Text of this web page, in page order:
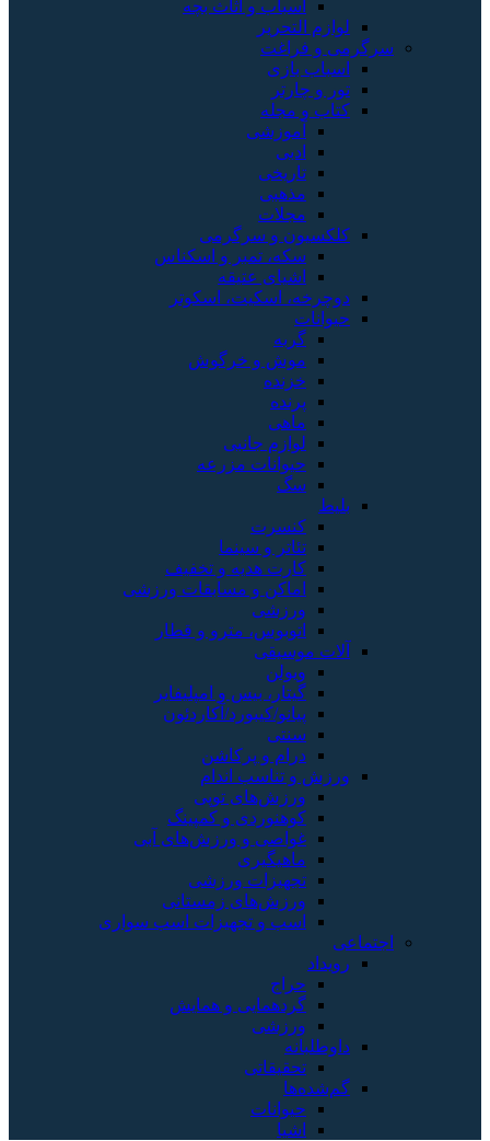
اسباب و اثاث بچه
لوازم التحریر
سرگرمی و فراغت
اسباب‌ بازی
تور و چارتر
کتاب و مجله
آموزشی
ادبی
تاریخی
مذهبی
مجلات
کلکسیون و سرگرمی
سکه، تمبر و اسکناس
اشیای عتیقه
دوچرخه، اسکیت، اسکوتر
حیوانات
گربه
موش و خرگوش
خزنده
پرنده
ماهی
لوازم جانبی
حیوانات مزرعه
سگ
بلیط
کنسرت
تئاتر و سینما
کارت هدیه و تخفیف
اماکن و مسابقات ورزشی
ورزشی
اتوبوس، مترو و قطار
آلات موسیقی
ویولن
گیتار، بیس و امپلیفایر
پیانو/کیبورد/آکاردئون
سنتی
درام و پرکاشن
ورزش و تناسب اندام
ورزش‌های توپی
کوهنوردی و کمپینگ
غواصی و ورزش‌های آبی
ماهیگیری
تجهیزات ورزشی
ورزش‌های زمستانی
اسب و تجهیزات اسب سواری
اجتماعی
رویداد
حراج
گردهمایی و همایش
ورزشی
داوطلبانه
تحقیقاتی
گم‌شده‌ها
حیوانات
اشیا